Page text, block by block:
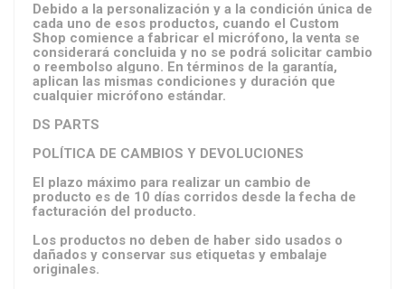
Debido a la personalización y a la condición única de
cada uno de esos productos, cuando el Custom
Shop comience a fabricar el micrófono, la venta se
considerará concluida y no se podrá solicitar cambio
o reembolso alguno. En términos de la garantía,
aplican las mismas condiciones y duración que
cualquier micrófono estándar.
DS PARTS
POLÍTICA DE CAMBIOS Y DEVOLUCIONES
El plazo máximo para realizar un cambio de
producto es de 10 días corridos desde la fecha de
facturación del producto.
Los productos no deben de haber sido usados o
dañados y conservar sus etiquetas y embalaje
originales.